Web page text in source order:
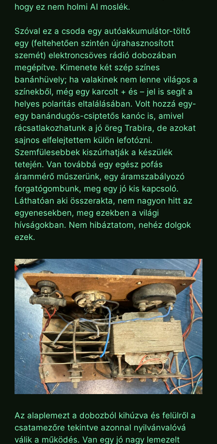
hogy ez nem holmi AI moslék.
Szóval ez a csoda egy autóakkumulátor-töltő
egy (feltehetően szintén újrahasznosított
szemét) elektroncsöves rádió dobozában
megépítve. Kimenete két szép színes
banánhüvely; ha valakinek nem lenne világos a
színekből, még egy karcolt + és – jel is segít a
helyes polaritás eltalálásában. Volt hozzá egy-
egy banándugós-csiptetős kanóc is, amivel
rácsatlakozhatunk a jó öreg Trabira, de azokat
sajnos elfelejtettem külön lefotózni.
Szemfülesebbek kiszúrhatják a készülék
tetején. Van továbbá egy egész pofás
árammérő műszerünk, egy áramszabályozó
forgatógombunk, meg egy jó kis kapcsoló.
Láthatóan aki összerakta, nem nagyon hitt az
egyenesekben, meg ezekben a világi
hívságokban. Nem hibáztatom, nehéz dolgok
ezek.
Az alaplemezt a dobozból kihúzva és felülről a
csatamezőre tekintve azonnal nyilvánvalóvá
válik a működés. Van egy jó nagy lemezelt